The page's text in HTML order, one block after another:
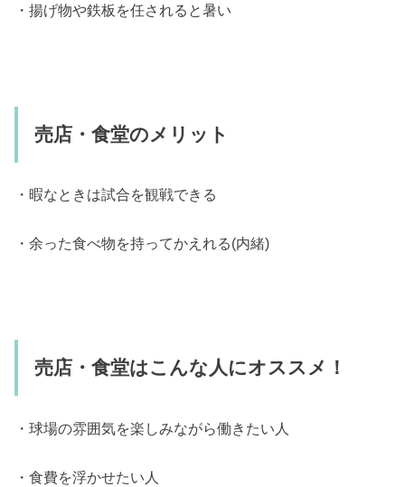
・揚げ物や鉄板を任されると暑い
売店・食堂のメリット
・暇なときは試合を観戦できる
・余った食べ物を持ってかえれる(内緒)
売店・食堂はこんな人にオススメ！
・球場の雰囲気を楽しみながら働きたい人
・食費を浮かせたい人